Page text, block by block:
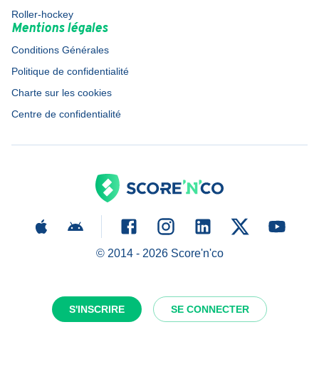
S'INSCRIRE SE CONNECTER
Roller-hockey
Mentions légales
Conditions Générales
Politique de confidentialité
Charte sur les cookies
Centre de confidentialité
© 2014 - 2026Score'n'co